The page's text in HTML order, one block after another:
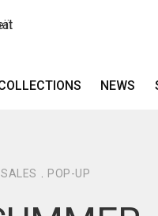
NEWS
POP-UP